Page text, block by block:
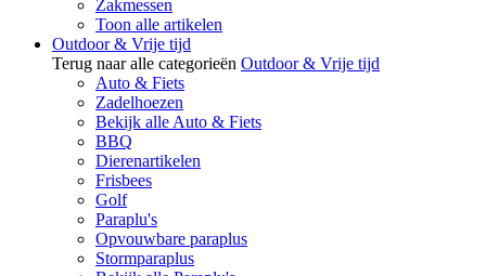
Zakmessen
Toon alle artikelen
Outdoor & Vrije tijd
Terug naar alle categorieën Outdoor & Vrije tijd
Auto & Fiets
Zadelhoezen
Bekijk alle Auto & Fiets
BBQ
Dierenartikelen
Frisbees
Golf
Paraplu's
Opvouwbare paraplus
Stormparaplus